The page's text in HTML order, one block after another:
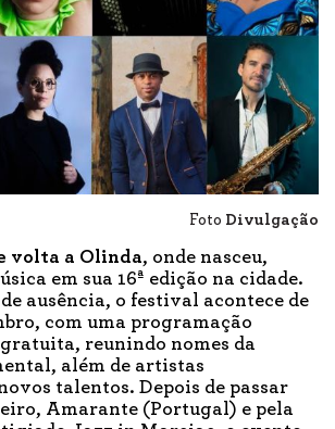
Foto Divulgação
volta a Olinda, onde nasceu,
em sua 16ª edição na cidade.
ausência, o festival acontece de
com uma programação
reunindo nomes da
além de artistas
talentos. Depois de passar
Amarante (Portugal) e pela